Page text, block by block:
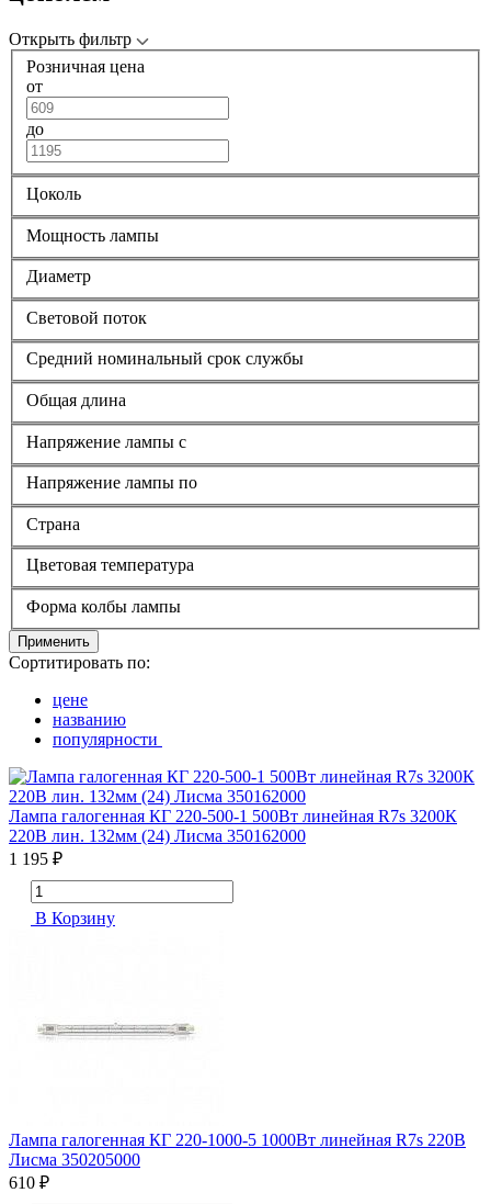
Открыть фильтр
Розничная цена
от
до
Цоколь
Мощность лампы
Диаметр
Световой поток
Средний номинальный срок службы
Общая длина
Напряжение лампы с
Напряжение лампы по
Страна
Цветовая температура
Форма колбы лампы
Применить
Сортитировать по:
цене
названию
популярности
Лампа галогенная КГ 220-500-1 500Вт линейная R7s 3200К
220В лин. 132мм (24) Лисма 350162000
1 195 ₽
В Корзину
Лампа галогенная КГ 220-1000-5 1000Вт линейная R7s 220В
Лисма 350205000
610 ₽